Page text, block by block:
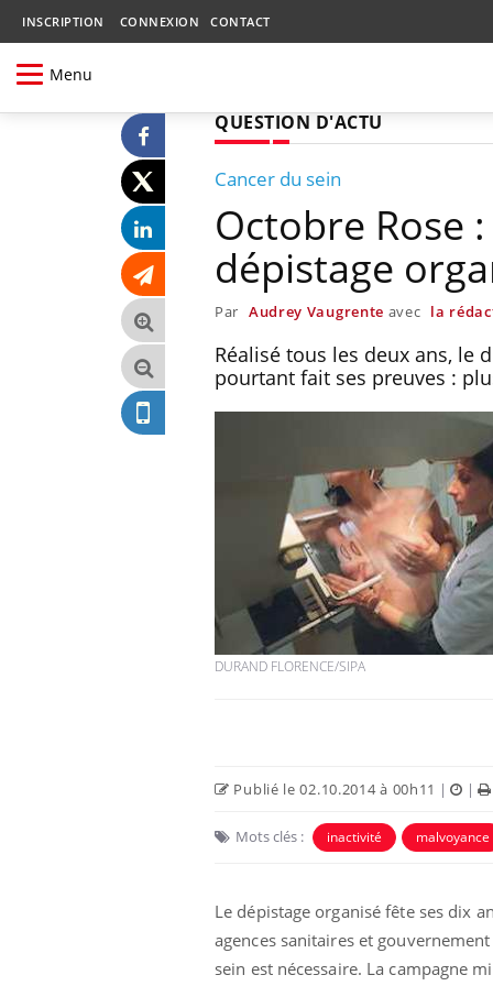
INSCRIPTION CONNEXION CONTACT
Menu
QUESTION D'ACTU
Cancer du sein
Octobre Rose
dépistage
Par Audrey Vaugrente avec la
Réalisé tous les deux ans, le
pourtant fait ses preuves :
DURAND FLORENCE/SIPA
Publié le 02.10.2014 à 00h11 | |
Mots clés : inactivité malvoyance
Le dépistage organisé fête ses dix
agences sanitaires et
sein est nécessaire. La campagne